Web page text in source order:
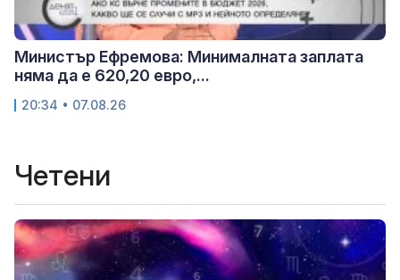
Министър Ефремова: Минималната заплата
няма да е 620,20 евро,...
20:34 • 07.08.26
Четени